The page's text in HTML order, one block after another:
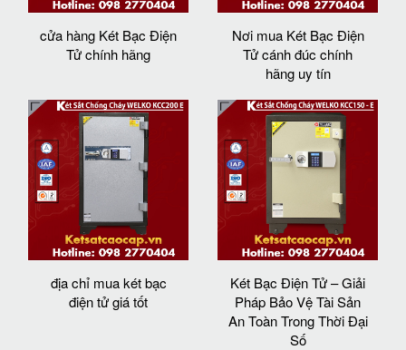
cửa hàng Két Bạc Điện
Tử chính hãng
Nơi mua Két Bạc Điện
Tử cánh đúc chính
hãng uy tín
địa chỉ mua két bạc
điện tử giá tốt
Két Bạc Điện Tử – Giải
Pháp Bảo Vệ Tài Sản
An Toàn Trong Thời Đại
Số